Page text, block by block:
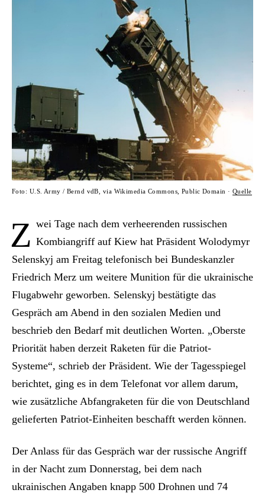
Foto: U.S. Army / Bernd vdB, via Wikimedia Commons, Public Domain · Quelle
Z wei Tage nach dem verheerenden russischen
Kombiangriff auf Kiew hat Präsident Wolodymyr
Selenskyj am Freitag telefonisch bei Bundeskanzler
Friedrich Merz um weitere Munition für die ukrainische
Flugabwehr geworben. Selenskyj bestätigte das
Gespräch am Abend in den sozialen Medien und
beschrieb den Bedarf mit deutlichen Worten. „Oberste
Priorität haben derzeit Raketen für die Patriot-
Systeme“, schrieb der Präsident. Wie der Tagesspiegel
berichtet, ging es in dem Telefonat vor allem darum,
wie zusätzliche Abfangraketen für die von Deutschland
gelieferten Patriot-Einheiten beschafft werden können.
Der Anlass für das Gespräch war der russische Angriff
in der Nacht zum Donnerstag, bei dem nach
ukrainischen Angaben knapp 500 Drohnen und 74